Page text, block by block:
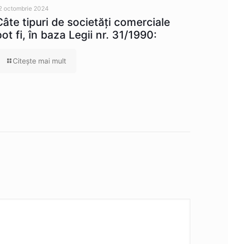
octombrie 2024
tipuri de societăţi comerciale
fi, în baza Legii nr. 31/1990:
Citeşte mai mult